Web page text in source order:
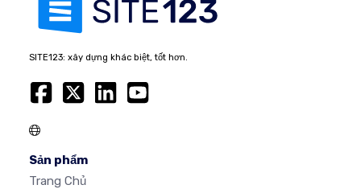
SITE123: xây dựng khác biệt, tốt hơn.
Sản phẩm
Trang Chủ